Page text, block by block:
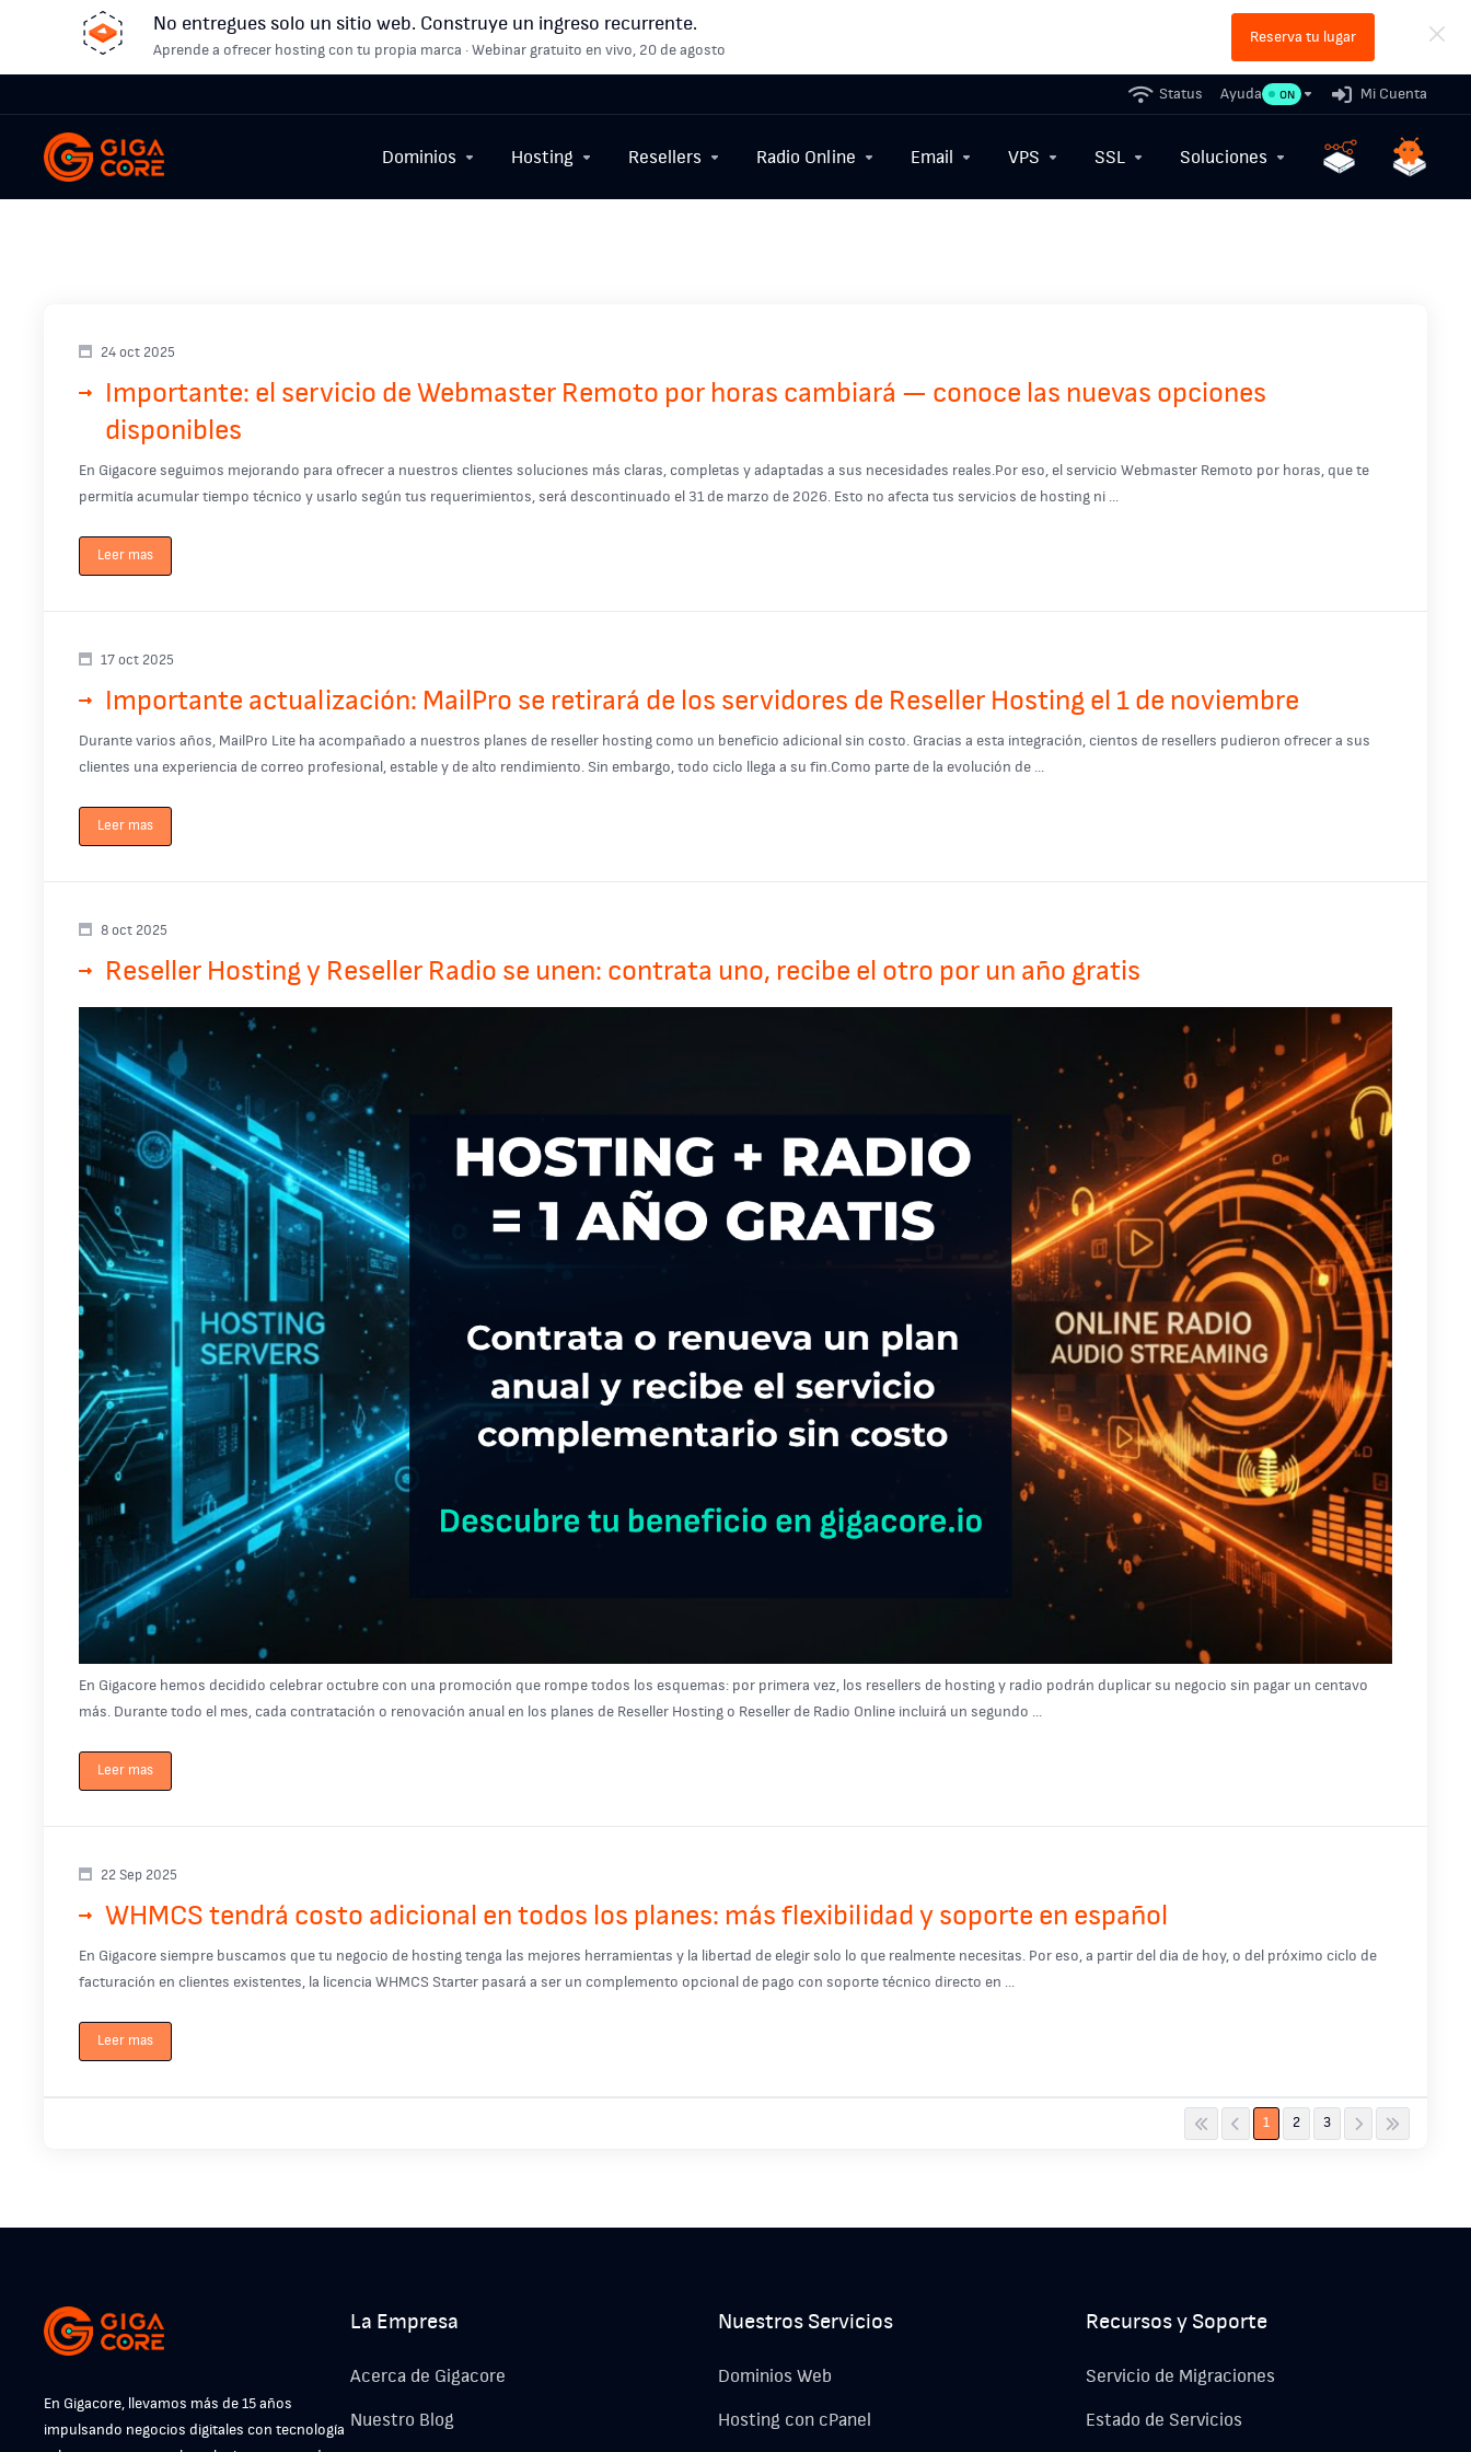
No entregues solo un sitio web. Construye un ingreso recurrente.
Aprende a ofrecer hosting con tu propia marca · Webinar gratuito en vivo, 20 de agosto
Reserva tu lugar
Status Ayuda ON Mi Cuenta
Dominios Hosting Resellers Radio Online Email VPS SSL Soluciones
24 oct 2025
Importante: el servicio de Webmaster Remoto por horas cambiará — conoce las nuevas opciones
disponibles
En Gigacore seguimos mejorando para ofrecer a nuestros clientes soluciones más claras, completas y adaptadas a sus necesidades reales.Por eso, el servicio Webmaster Remoto por horas, que te
permitía acumular tiempo técnico y usarlo según tus requerimientos, será descontinuado el 31 de marzo de 2026. Esto no afecta tus servicios de hosting ni ...
Leer mas
17 oct 2025
Importante actualización: MailPro se retirará de los servidores de Reseller Hosting el 1 de noviembre
Durante varios años, MailPro Lite ha acompañado a nuestros planes de reseller hosting como un beneficio adicional sin costo. Gracias a esta integración, cientos de resellers pudieron ofrecer a sus
clientes una experiencia de correo profesional, estable y de alto rendimiento. Sin embargo, todo ciclo llega a su fin.Como parte de la evolución de ...
Leer mas
8 oct 2025
Reseller Hosting y Reseller Radio se unen: contrata uno, recibe el otro por un año gratis
En Gigacore hemos decidido celebrar octubre con una promoción que rompe todos los esquemas: por primera vez, los resellers de hosting y radio podrán duplicar su negocio sin pagar un centavo
más. Durante todo el mes, cada contratación o renovación anual en los planes de Reseller Hosting o Reseller de Radio Online incluirá un segundo ...
Leer mas
22 Sep 2025
WHMCS tendrá costo adicional en todos los planes: más flexibilidad y soporte en español
En Gigacore siempre buscamos que tu negocio de hosting tenga las mejores herramientas y la libertad de elegir solo lo que realmente necesitas. Por eso, a partir del dia de hoy, o del próximo ciclo de
facturación en clientes existentes, la licencia WHMCS Starter pasará a ser un complemento opcional de pago con soporte técnico directo en ...
Leer mas
1 2 3
En Gigacore, llevamos más de 15 años
impulsando negocios digitales con tecnología
La Empresa
Acerca de Gigacore
Nuestro Blog
Nuestros Servicios
Dominios Web
Hosting con cPanel
Recursos y Soporte
Servicio de Migraciones
Estado de Servicios